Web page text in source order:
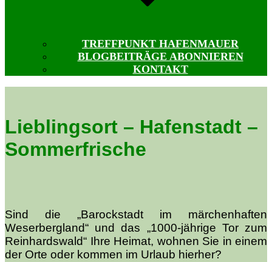
TREFFPUNKT HAFENMAUER
BLOGBEITRÄGE ABONNIEREN
KONTAKT
Lieblingsort – Hafenstadt –
Sommerfrische
Sind die „Barockstadt im märchenhaften
Weserbergland“ und das „1000-jährige Tor zum
Reinhardswald“ Ihre Heimat, wohnen Sie in einem
der Orte oder kommen im Urlaub hierher?